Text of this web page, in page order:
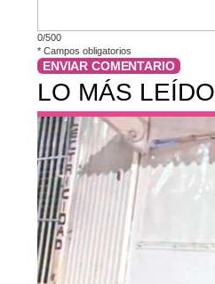
0/500
* Campos obligatorios
ENVIAR COMENTARIO
LO MÁS LEÍDO